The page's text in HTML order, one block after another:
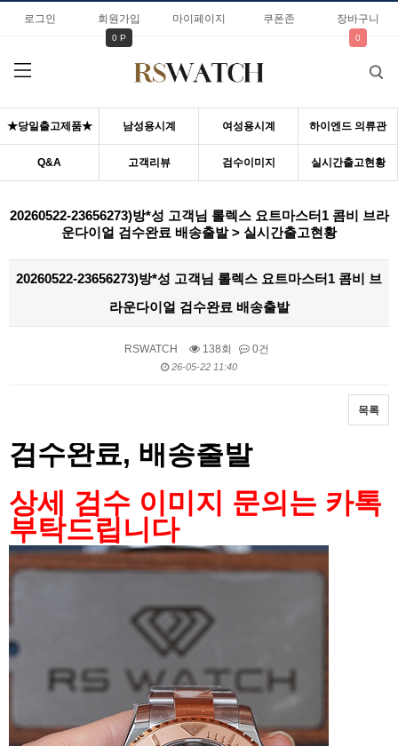
로그인 회원가입
0 P
마이페이지 쿠폰존 장바구니
0
★당일출고제품★ 남성용시계 여성용시계 하이엔드 의류관
Q&A 고객리뷰 검수이미지 실시간출고현황
20260522-23656273)방*성 고객님 롤렉스 요트마스터1 콤비 브라
운다이얼 검수완료 배송출발 > 실시간출고현황
20260522-23656273)방*성 고객님 롤렉스 요트마스터1 콤비 브
라운다이얼 검수완료 배송출발
RSWATCH 138회 0건
26-05-22 11:40
목록
본문
검수완료, 배송출발
상세 검수 이미지 문의는 카톡
부탁드립니다